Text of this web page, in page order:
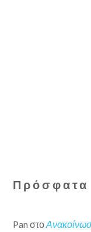
Πρόσφατα
Pan στο